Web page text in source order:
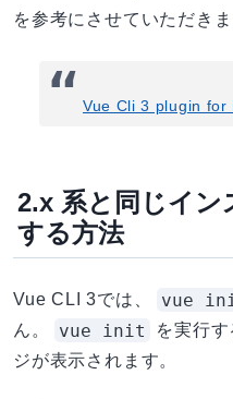
を参考にさせていただきま
Vue Cli 3 plugin for
2.x 系と同じイン
する方法
Vue CLI 3では、 vue
ん。
vue init
を実行
ジが表示されます。